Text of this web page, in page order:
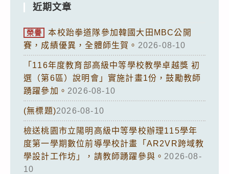
近期文章
榮譽
本校跆拳道隊參加韓國大田MBC公開
賽，成績優異，全體師生賀。 2026-08-10
「116年度教育部高級中等學校教學卓越獎 初
選（第6區）說明會」實施計畫1份，鼓勵教師
踴躍參加。 2026-08-10
(無標題)2026-08-10
檢送桃園市立陽明高級中等學校辦理115學年
度第一學期數位前導學校計畫「AR2VR跨域教
學設計工作坊」，請教師踴躍參與。 2026-08-
10